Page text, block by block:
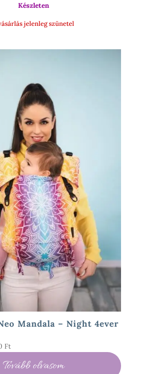
Készleten
jelenleg szünetel
Mandala – Night 4ever
FtÁrtartomány:
300 Ft
Tovább olvasom